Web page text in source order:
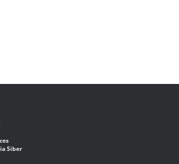
Siber